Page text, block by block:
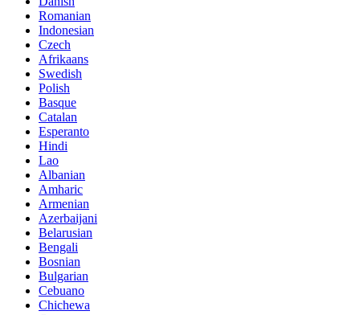
Romanian
Indonesian
Czech
Afrikaans
Swedish
Polish
Basque
Catalan
Esperanto
Hindi
Lao
Albanian
Amharic
Armenian
Azerbaijani
Belarusian
Bengali
Bosnian
Bulgarian
Cebuano
Chichewa